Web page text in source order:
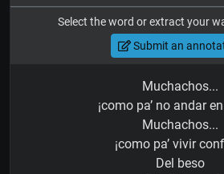
Select the word or extract your
Submit an
Muchachos...
¡como pa’ no andar
Muchachos...
¡como pa’ vivir
Del beso